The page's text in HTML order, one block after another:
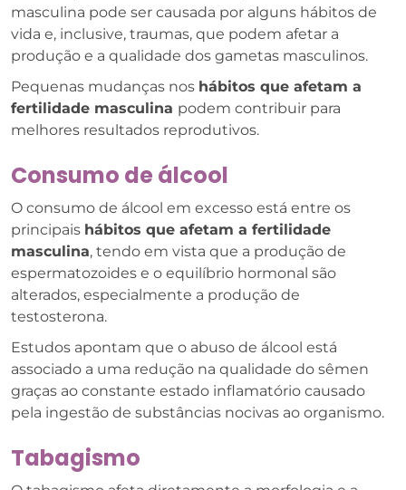
masculina pode ser causada por alguns hábitos de
vida e, inclusive, traumas, que podem afetar a
produção e a qualidade dos gametas masculinos.
Pequenas mudanças nos hábitos que afetam a
fertilidade masculina podem contribuir para
melhores resultados reprodutivos.
Consumo de álcool
O consumo de álcool em excesso está entre os
principais hábitos que afetam a fertilidade
masculina, tendo em vista que a produção de
espermatozoides e o equilíbrio hormonal são
alterados, especialmente a produção de
testosterona.
Estudos apontam que o abuso de álcool está
associado a uma redução na qualidade do sêmen
graças ao constante estado inflamatório causado
pela ingestão de substâncias nocivas ao organismo.
Tabagismo